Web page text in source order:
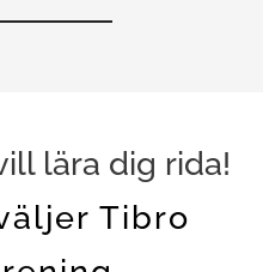
lära dig rida!
Tibro